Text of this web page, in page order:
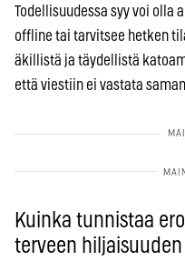
Todellisuudessa syy voi olla
offline tai tarvitsee hetken
äkillistä ja täydellistä
että viestiin ei vastata
Kuinka tunnistaa
terveen